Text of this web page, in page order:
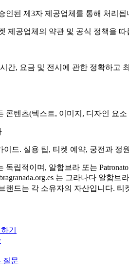
인된 제3자 제공업체를 통해 처리
제공업체의 약관 및 공식 정책을 따
간, 요금 및 전시에 관한 정확하고
콘텐츠(텍스트, 이미지, 디자인 요
이드. 실용 팁, 티켓 예약, 궁전과 정
독립적이며, 알함브라 또는
는 그라나다 알함
랜드는 각 소유자의 자산입니다.
기
질문